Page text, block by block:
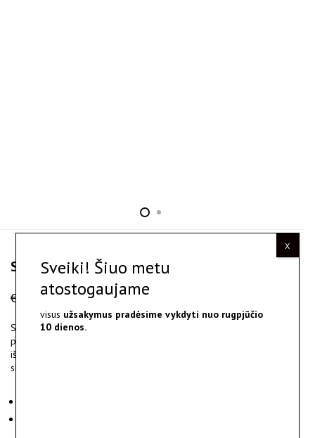
Seert - sidabro žiedas
€ 95.00
Skulptūriškas geometrinių formų žiedas, pagamintas rankomis iš
perdirbto sidabro. Blizgios ir kampuotos priekinės detalės, ritmingai
išsidėsčiusios aplink pirštą, sukuria organiškai banguojantį žiedo
siluetą.
Sveiki! Šiuo metu
atostogaujame
visus užsakymus pradėsime vykdyti nuo rugpjūčio
10 dienos.
X